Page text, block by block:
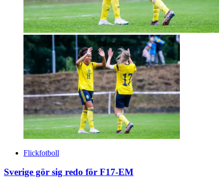
Flickfotboll
Sverige gör sig redo för F17-EM